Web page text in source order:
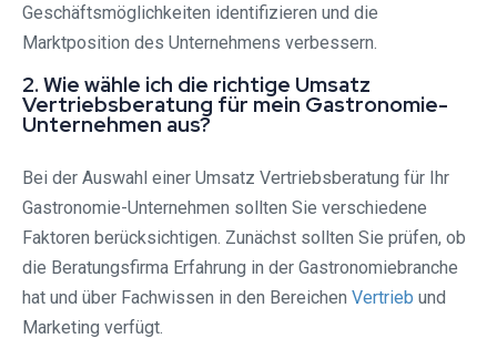
Geschäftsmöglichkeiten identifizieren und die
Marktposition des Unternehmens verbessern.
2. Wie wähle ich die richtige Umsatz
Vertriebsberatung für mein Gastronomie-
Unternehmen aus?
Bei der Auswahl einer Umsatz Vertriebsberatung für Ihr
Gastronomie-Unternehmen sollten Sie verschiedene
Faktoren berücksichtigen. Zunächst sollten Sie prüfen, ob
die Beratungsfirma Erfahrung in der Gastronomiebranche
hat und über Fachwissen in den Bereichen Vertrieb und
Marketing verfügt.